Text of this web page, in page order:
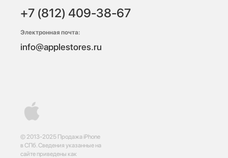
© 2013-2025 Продажа iPhone
в СПб. Сведения указанные на
сайте приведены как
+7 (812) 409-38-67
Электронная почта:
info@applestores.ru